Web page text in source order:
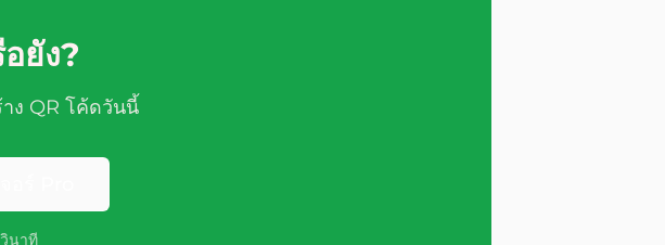
ยัง?
ง QR โค้ดวันนี้
นาที